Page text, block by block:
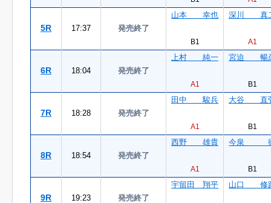
5R 17:37 発売終了
山本 幸也
B1
深川 真
A1
6R 18:04 発売終了
上村 純一
A1
宮迫 暢
B1
7R 18:28 発売終了
田中 駿兵
A1
大谷 直
B1
8R 18:54 発売終了
西野 雄貴
A1
今泉
B1
9R 19:23 発売終了
宇留田 翔平 山口 修